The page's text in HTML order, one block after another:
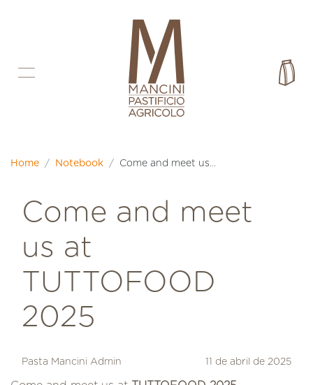
Home Notebook Come and meet us...
Come and meet
us at
TUTTOFOOD
2025
Pasta Mancini Admin 11 de abril de 2025